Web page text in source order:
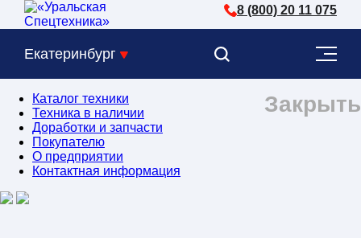
8 (800) 20 11 075
Екатеринбург
Закрыть
Каталог техники
Техника в наличии
Доработки и запчасти
Покупателю
О предприятии
Контактная информация